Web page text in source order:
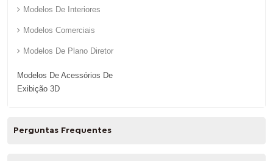
Modelos De Interiores
Modelos Comerciais
Modelos De Plano Diretor
Modelos De Acessórios De
Exibição 3D
Perguntas Frequentes